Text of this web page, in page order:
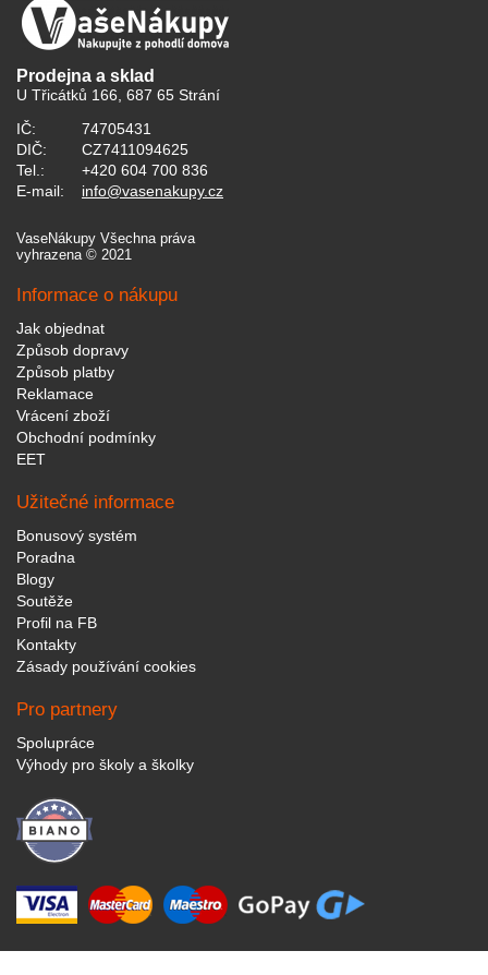
Prodejna a sklad
U Třicátků 166, 687 65 Strání
IČ:
74705431
DIČ:
CZ7411094625
Tel.:
+420 604 700 836
E-mail:
info@vasenakupy.cz
VaseNákupy Všechna práva
vyhrazena © 2021
Informace o nákupu
Jak objednat
Způsob dopravy
Způsob platby
Reklamace
Vrácení zboží
Obchodní podmínky
EET
Užitečné informace
Bonusový systém
Poradna
Blogy
Soutěže
Profil na FB
Kontakty
Zásady používání cookies
Pro partnery
Spolupráce
Výhody pro školy a školky